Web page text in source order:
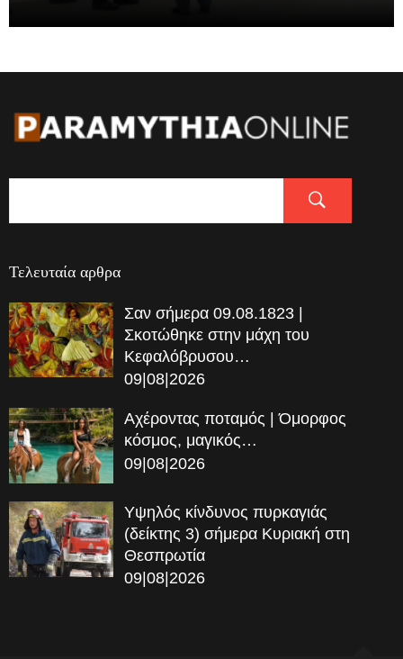
Τελευταία αρθρα
Σαν σήμερα 09.08.1823 |
Σκοτώθηκε στην μάχη του
Κεφαλόβρυσου…
09|08|2026
Αχέροντας ποταμός | Όμορφος
κόσμος, μαγικός…
09|08|2026
Υψηλός κίνδυνος πυρκαγιάς
(δείκτης 3) σήμερα Κυριακή στη
Θεσπρωτία
09|08|2026